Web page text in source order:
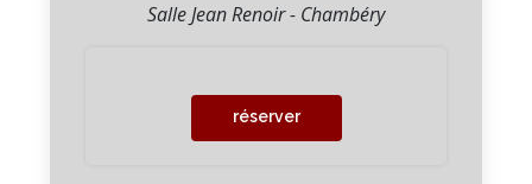
Salle Jean Renoir - Chambéry
réserver